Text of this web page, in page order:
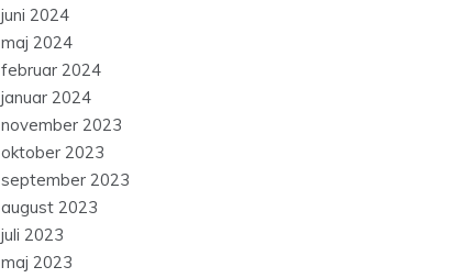
juni 2024
maj 2024
februar 2024
januar 2024
november 2023
oktober 2023
september 2023
august 2023
juli 2023
maj 2023